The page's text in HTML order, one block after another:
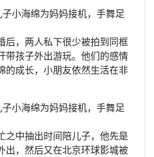
后，两人私下很少被拍到同框
带孩子外出游玩。他们的感情
的成长，小朋友依然生活在非
之中抽出时间陪儿子，他先是
出，然后又在北京环球影城被